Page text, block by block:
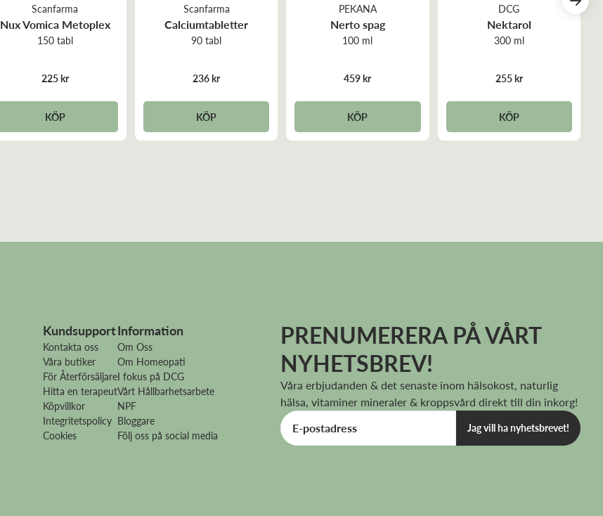
Scanfarma
Nux Vomica Metoplex
150 tabl
225 kr
KÖP
Scanfarma
Calciumtabletter
90 tabl
236 kr
KÖP
PEKANA
Nerto spag
100 ml
459 kr
KÖP
DCG
Nektarol
300 ml
255 kr
KÖP
Kundsupport
Kontakta oss
Våra butiker
För Återförsäljare
Hitta en terapeut
Köpvillkor
Integritetspolicy
Cookies
Information
Om Oss
Om Homeopati
I fokus på DCG
Vårt Hållbarhetsarbete
NPF
Bloggare
Följ oss på social media
PRENUMERERA PÅ VÅRT
NYHETSBREV!
Våra erbjudanden & det senaste inom hälsokost, naturlig
hälsa, vitaminer mineraler & kroppsvård direkt till din inkorg!
Jag vill ha nyhetsbrevet!